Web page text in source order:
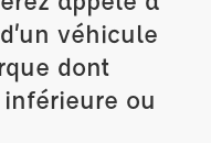
véhicule
dont
inférieure ou